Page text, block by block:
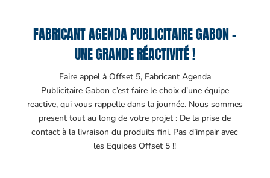
FABRICANT AGENDA PUBLICITAIRE GABON –
UNE GRANDE RÉACTIVITÉ !
Faire appel à Offset 5, Fabricant Agenda
Publicitaire Gabon c’est faire le choix d’une équipe
reactive, qui vous rappelle dans la journée. Nous sommes
present tout au long de votre projet : De la prise de
contact à la livraison du produits fini. Pas d’impair avec
les Equipes Offset 5 !!